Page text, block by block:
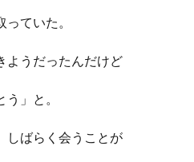
ていた。
ようだったんだけど
」と。
しばらく会うことが